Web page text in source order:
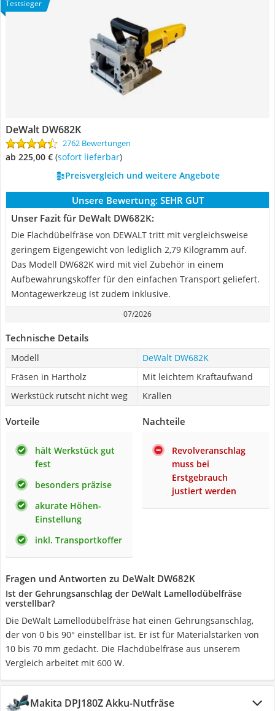
Testsieger
DeWalt DW682K
2762 Bewertungen
ab 225,00 € ( Sofort lieferbar)
Preisvergleich und weitere Angebote
Unsere Bewertung: SEHR GUT
Unser Fazit für DeWalt DW682K:
Die Flachdübelfräse von DEWALT tritt mit vergleichsweise
geringem Eigengewicht von lediglich 2,79 Kilogramm auf.
Das Modell DW682K wird mit viel Zubehör in einem
Aufbewahrungskoffer für den einfachen Transport geliefert.
Montagewerkzeug ist zudem inklusive.
07/2026
Technische Details
Modell
DeWalt DW682K
Fräsen in Hartholz
Mit leichtem Kraftaufwand
Werkstück rutscht nicht weg
Krallen
Vorteile
hält Werkstück gut
fest
besonders präzise
akurate Höhen-
Einstellung
inkl. Transportkoffer
Nachteile
Revolveranschlag
muss bei
Erstgebrauch
justiert werden
Fragen und Antworten zu DeWalt DW682K
Ist der Gehrungsanschlag der DeWalt Lamellodübelfräse
verstellbar?
Die DeWalt Lamellodübelfräse hat einen Gehrungsanschlag,
der von 0 bis 90° einstellbar ist. Er ist für Materialstärken von
10 bis 70 mm gedacht. Die Flachdübelfräse aus unserem
Vergleich arbeitet mit 600 W.
Makita DPJ180Z Akku-Nutfräse